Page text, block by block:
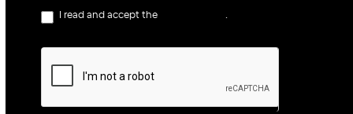
I read and accept the